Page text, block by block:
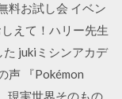
料お試し会 イベン
えて！ハリー先生
jukiミシンアカデ
声 『Pokémon
現実世界そのもの